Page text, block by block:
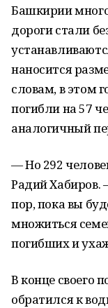
Башкирии
дороги стали
наносится
словам, в этом
погибли на 57
аналогичный
— Но 292
Радий Хабиров.
пор, пока вы
множиться
погибших и
В конце своего
обратился к